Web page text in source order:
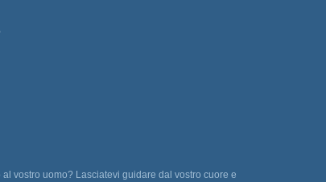
vostro uomo? Lasciatevi guidare dal vostro cuore e